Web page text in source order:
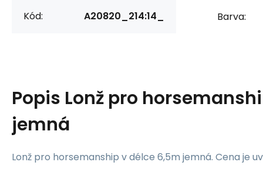
Kód: A20820_214:14_ Barva:
Popis Lonž pro
jemná
Lonž pro horsemanship v délce 6,5m jemná. Cena je